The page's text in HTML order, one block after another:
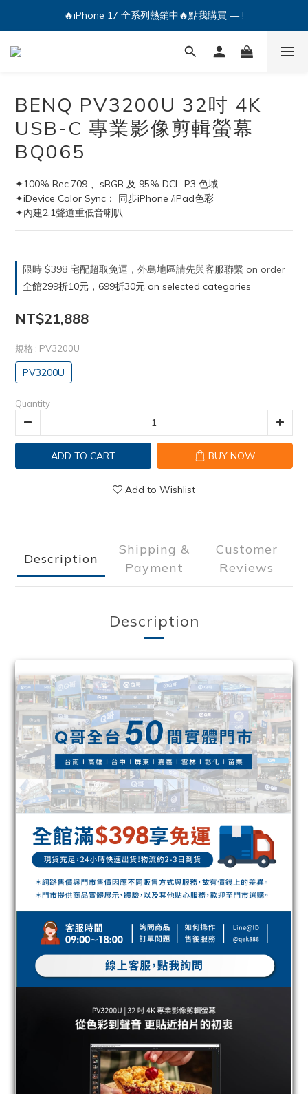
🔥iPhone 17 全系列熱銷中🔥點我購買 — !
💕加入Q哥 Line 新好友領優惠券！🎫
🔥iPhone 17 全系列熱銷中🔥點我購買 — !
BENQ PV3200U 32吋 4K
USB-C 專業影像剪輯螢幕
BQ065
✦100% Rec.709 、sRGB 及 95% DCI- P3 色域
✦iDevice Color Sync： 同步iPhone /iPad色彩
✦內建2.1聲道重低音喇叭
限時 $398 宅配超取免運，外島地區請先與客服聯繫 on order
全館299折10元，699折30元 on selected categories
NT$21,888
規格 : PV3200U
PV3200U
Quantity
ADD TO CART BUY NOW
Add to Wishlist
Description
Shipping &
Payment
Customer
Reviews
Description